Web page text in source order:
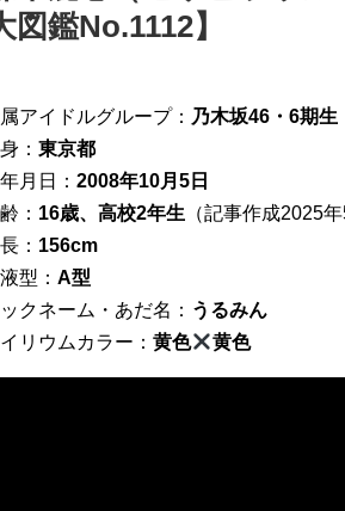
図鑑No.1112】
アイドルグループ： 乃木坂46・6期生
： 東京都
月日： 2008年10月5日
： 16歳、高校2年生 （記事作成2025年
： 156cm
型： A型
クネーム・あだ名： うるみん
リウムカラー： 黄色 黄色